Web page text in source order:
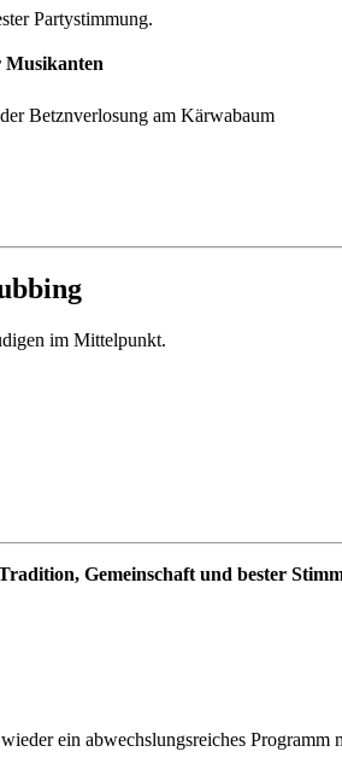
Partystimmung.
Musikanten
Betznverlosung am Kärwabaum
im Mittelpunkt.
Gemeinschaft und bester
ein abwechslungsreiches